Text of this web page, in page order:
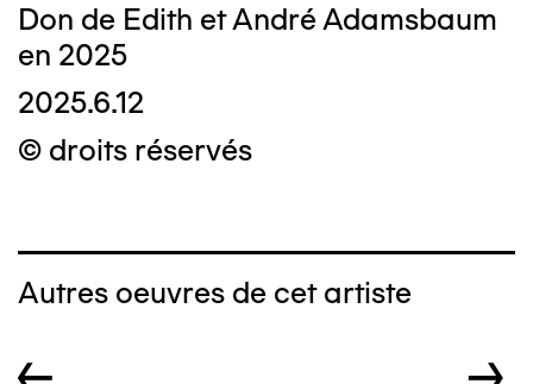
Don de Edith et André Adamsbaum
en 2025
2025.6.12
© droits réservés
Autres oeuvres de cet artiste